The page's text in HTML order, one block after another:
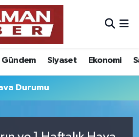
Gündem Siyaset Ekonomi
Durumu
Vakitleri